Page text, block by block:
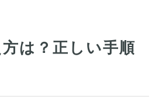
は？正しい手順